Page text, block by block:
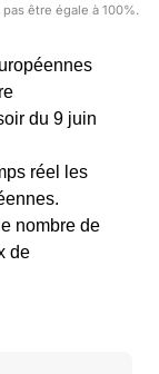
être égale à 100%.
du 9 juin
réel les
nombre de
de